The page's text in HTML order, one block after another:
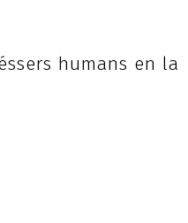
humans en la